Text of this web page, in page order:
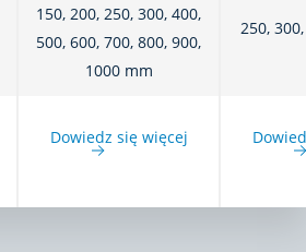
150, 200, 250, 300, 400,
500, 600, 700, 800, 900,
1000 mm
250,
Dowiedz się więcej